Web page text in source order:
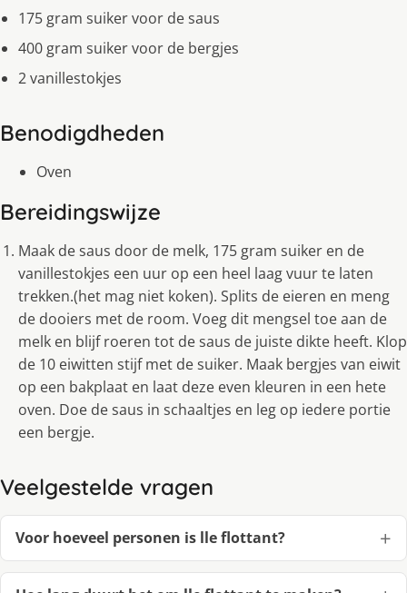
175 gram suiker voor de saus
400 gram suiker voor de bergjes
2 vanillestokjes
Benodigdheden
Oven
Bereidingswijze
Maak de saus door de melk, 175 gram suiker en de
vanillestokjes een uur op een heel laag vuur te laten
trekken.(het mag niet koken). Splits de eieren en meng
de dooiers met de room. Voeg dit mengsel toe aan de
melk en blijf roeren tot de saus de juiste dikte heeft. Klop
de 10 eiwitten stijf met de suiker. Maak bergjes van eiwit
op een bakplaat en laat deze even kleuren in een hete
oven. Doe de saus in schaaltjes en leg op iedere portie
een bergje.
Veelgestelde vragen
Voor hoeveel personen is lle flottant?